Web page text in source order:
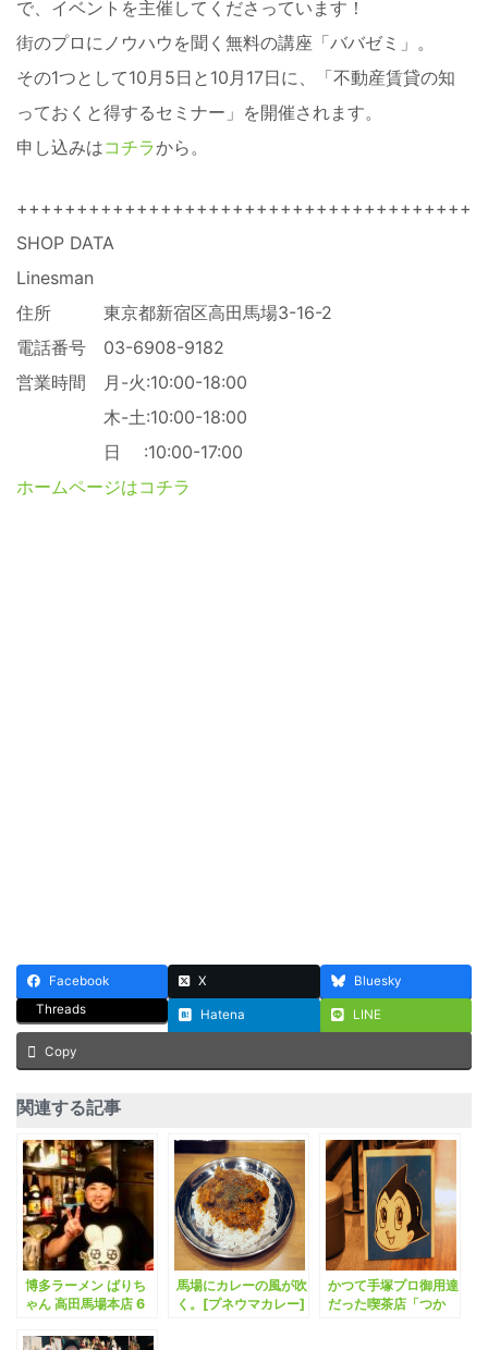
で、イベントを主催してくださっています！
街のプロにノウハウを聞く無料の講座「ババゼミ」。
その1つとして10月5日と10月17日に、「不動産賃貸の知
っておくと得するセミナー」を開催されます。
申し込みはコチラから。
SHOP DATA
Linesman
住所 東京都新宿区高田馬場3-16-2
電話番号 03-6908-9182
営業時間 月-火:10:00-18:00
木-土:10:00-18:00
日 :10:00-17:00
ホームページはコチラ
Facebook X
Bluesky
Threads
Hatena LINE
Copy
関連する記事
博多ラーメン ばりち
ゃん 高田馬場本店 6
プンに行ってきた
馬場にカレーの風が吹
く。[プネウマカレー]
かつて手塚プロ御用達
だった喫茶店「つか